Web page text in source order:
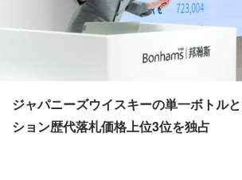
ジャパニーズウイスキーの単一ボトル
ション歴代落札価格上位3位を独占